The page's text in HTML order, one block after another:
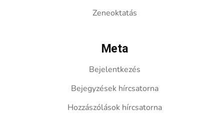
Zeneoktatás
Meta
Bejelentkezés
Bejegyzések hírcsatorna
Hozzászólások hírcsatorna